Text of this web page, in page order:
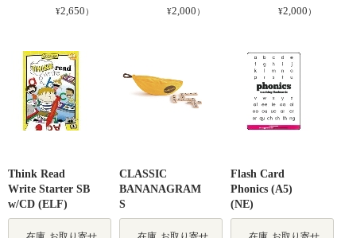
¥2,650 ）
¥2,000 ）
¥2,000 ）
Think Read
Write Starter SB
w/CD (ELF)
CLASSIC
BANANAGRAM
S
Flash Card
Phonics (A5)
(NE)